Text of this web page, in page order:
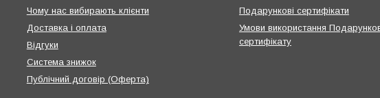
Чому нас вибирають клієнти
Доставка і оплата
Відгуки
Система знижок
Публічний договір (Оферта)
Подарункові сертифікати
Умови використання
сертифікату